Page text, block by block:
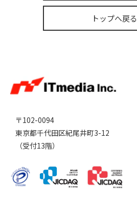
トップへ戻る
〒102-0094
東京都千代田区紀尾井町3-12
（受付13階）